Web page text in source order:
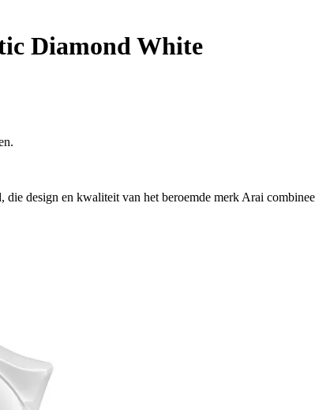
Diamond White
design en kwaliteit van het beroemde merk Arai